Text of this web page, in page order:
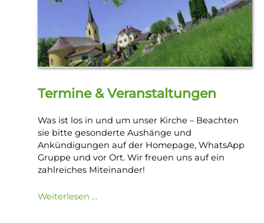
Termine & Veranstaltungen
Was ist los in und um unser Kirche – Beachten
sie bitte gesonderte Aushänge und
Ankündigungen auf der Homepage, WhatsApp
Gruppe und vor Ort. Wir freuen uns auf ein
zahlreiches Miteinander!
Weiterlesen …